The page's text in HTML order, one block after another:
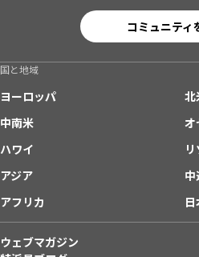
コミュニティ
国と地域
ヨーロッパ
北
中南米
オ
ハワイ
アジア
アフリカ
ウェブマガジン